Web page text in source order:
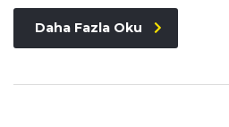
Daha Fazla Oku